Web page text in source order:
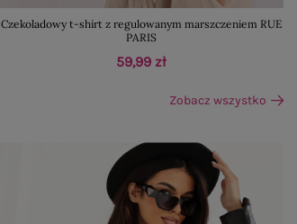
Czekoladowy t-shirt z regulowanym marszczeniem RUE
PARIS
59,99 zł
Zobacz wszystko